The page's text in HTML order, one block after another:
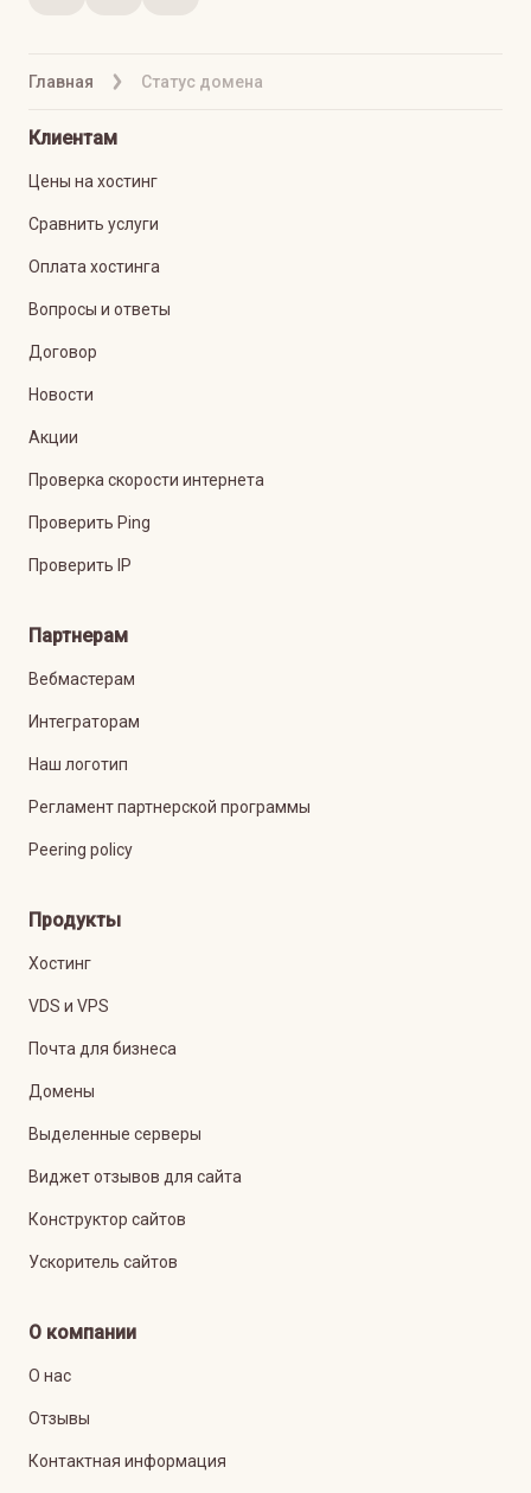
Главная Статус домена
Клиентам
Цены на хостинг
Сравнить услуги
Оплата хостинга
Вопросы и ответы
Договор
Новости
Акции
Проверка скорости интернета
Проверить Ping
Проверить IP
Партнерам
Вебмастерам
Интеграторам
Наш логотип
Регламент партнерской программы
Peering policy
Продукты
Хостинг
VDS и VPS
Почта для бизнеса
Домены
Выделенные серверы
Виджет отзывов для сайта
Конструктор сайтов
Ускоритель сайтов
О компании
О нас
Отзывы
Контактная информация